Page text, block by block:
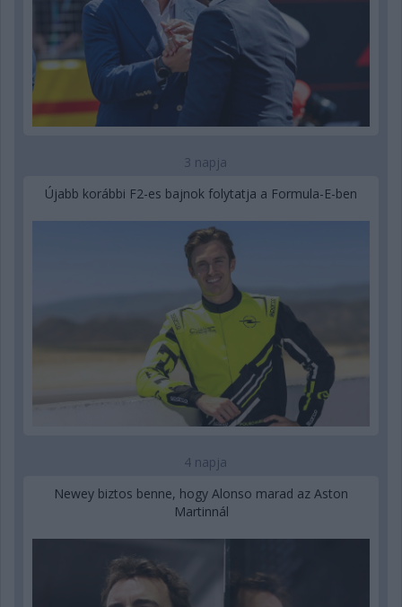
3 napja
Újabb korábbi F2-es bajnok folytatja a Formula-E-ben
4 napja
Newey biztos benne, hogy Alonso marad az Aston
Martinnál